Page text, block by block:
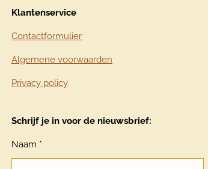
Klantenservice
Contactformulier
Algemene voorwaarden
Privacy policy
Schrijf je in voor de nieuwsbrief:
Naam *